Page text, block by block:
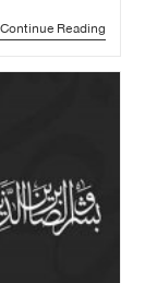
Continue Reading